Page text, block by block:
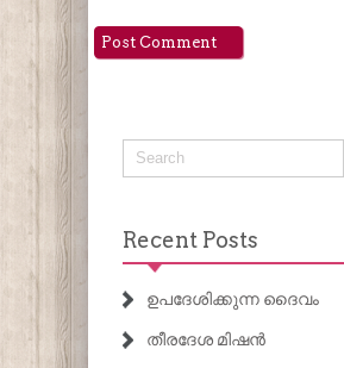
Recent Posts
ഉപദേശിക്കുന്ന ദൈവം
തീരദേശ മിഷൻ